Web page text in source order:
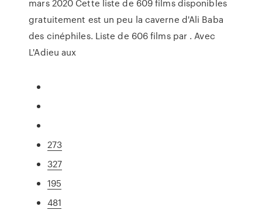
mars 2020 Cette liste de 609 films disponibles
gratuitement est un peu la caverne d'Ali Baba
des cinéphiles. Liste de 606 films par . Avec
L'Adieu aux
273
327
195
481